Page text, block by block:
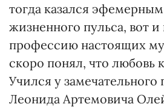
тогда казался
жизненного пульса, вот и
профессию настоящих
скоро понял, что любовь
Учился у замечательного
Леонида Артемовича